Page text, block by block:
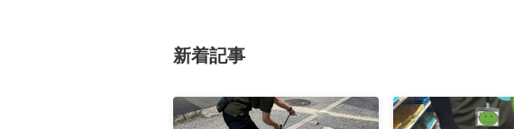
新着記事